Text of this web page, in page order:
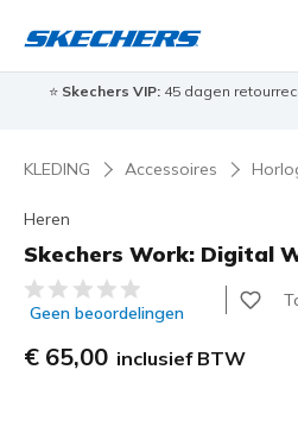
⭐ Skechers VIP:45 dagen
KLEDING Accessoires
Heren
Skechers Work: Digital
4,1 van de 5 klantbeoordelingen
Geen beoordelingen
€ 65,00 inclusief BTW